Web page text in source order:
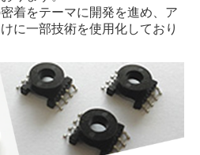
着をテーマに開発を進め、ア
に一部技術を使用化しており